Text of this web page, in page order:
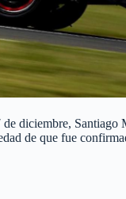
diciembre, Santiago
de que fue